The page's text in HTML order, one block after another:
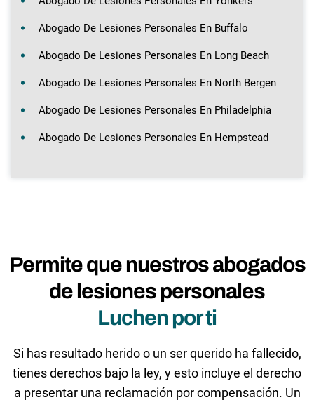
Abogado De Lesiones Personales En Buffalo
Abogado De Lesiones Personales En Long Beach
Abogado De Lesiones Personales En North Bergen
Abogado De Lesiones Personales En Philadelphia
Abogado De Lesiones Personales En Hempstead
Permite que nuestros abogados
de lesiones personales
Luchen por ti
Si has resultado herido o un ser querido ha fallecido,
tienes derechos bajo la ley, y esto incluye el derecho
a presentar una reclamación por compensación. Un